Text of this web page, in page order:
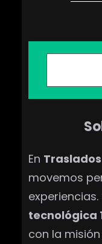
En
movemos
tecnológica
con la